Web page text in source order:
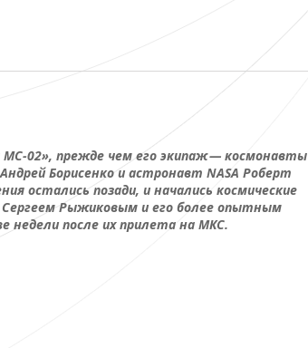
02», прежде чем его экипаж — космонавты
Борисенко и астронавт NASA Роберт
остались позади, и начались космические
Рыжиковым и его более опытным
недели после их прилета на МКС.